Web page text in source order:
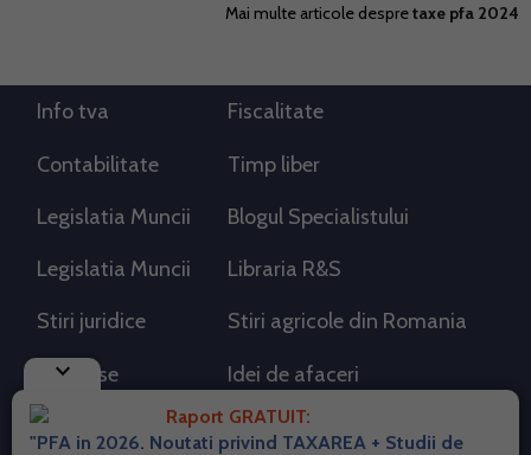
Mai multe articole despretaxe pfa 2024
keyboard_arrow_down
Raport GRATUIT:
"PFA in 2026. Noutati privind TAXAREA + Studii de
Info tva Fiscalitate
Contabilitate Timp liber
Legislatia Muncii Blogul Specialistului
Legislatia Muncii Libraria R&S
Stiri juridice Stiri agricole din Romania
AdSense Idei de afaceri